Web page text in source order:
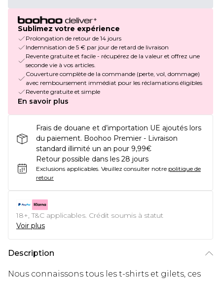
Sublimez votre expérience
Prolongation de retour de 14 jours
Indemnisation de 5 € par jour de retard de livraison
Revente gratuite et facile - récupérez de la valeur et offrez une
seconde vie à vos articles.
Couverture complète de la commande (perte, vol, dommage)
avec remboursement immédiat pour les réclamations éligibles
Revente gratuite et simple
En savoir plus
Frais de douane et d’importation UE ajoutés lors
du paiement. Boohoo Premier - Livraison
standard illimité un an pour 9,99€
Retour possible dans les 28 jours
Exclusions applicables. Veuillez consulter notre politique de
retour
18+, T&C applicables. Crédit soumis à statut
Voir plus
Description
Nous connaissons tous les t-shirts et gilets, ces